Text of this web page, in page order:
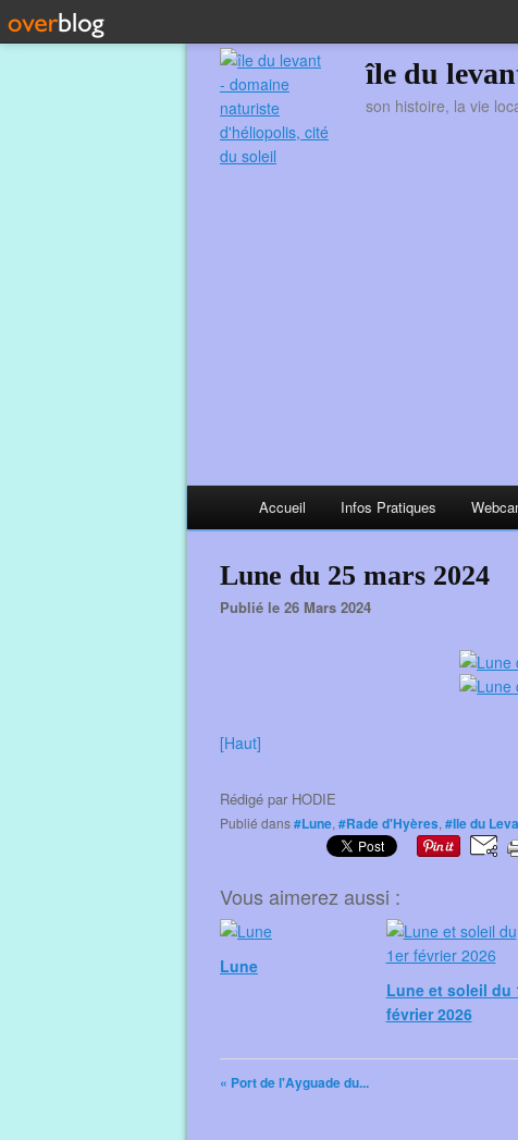
île du
son histoire, la vie
Accueil Infos Pratiques
Lune du 25 mars 2024
Publié le 26 Mars 2024
[Haut]
Rédigé par HODIE
Publié dans#Lune, #Rade d'Hyères, #Ile du
Vous aimerez aussi :
Lune
Lune et soleil du
février 2026
« Port de l'Ayguade du...